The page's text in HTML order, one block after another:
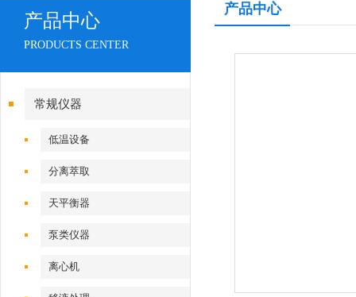
产品中心
PRODUCTS CENTER
常规仪器
低温设备
分离萃取
天平衡器
泵类仪器
离心机
产品中心